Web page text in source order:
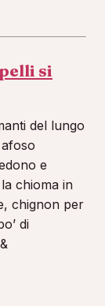
si
del lungo
e
chioma in
chignon per
di